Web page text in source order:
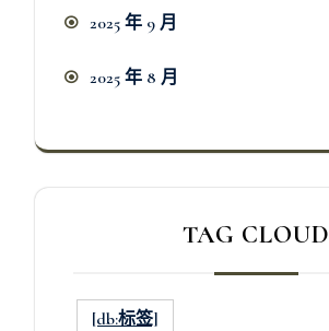
2025 年 9 月
2025 年 8 月
TAG CLOUD
[db:标签]